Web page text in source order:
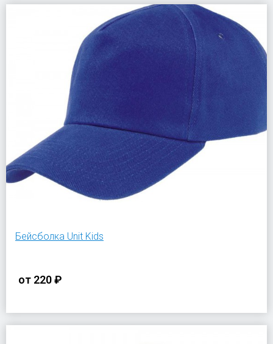
Бейсболка Unit Kids
от 220 ₽